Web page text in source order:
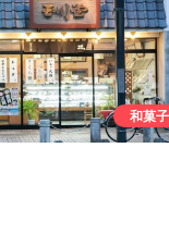
和菓子